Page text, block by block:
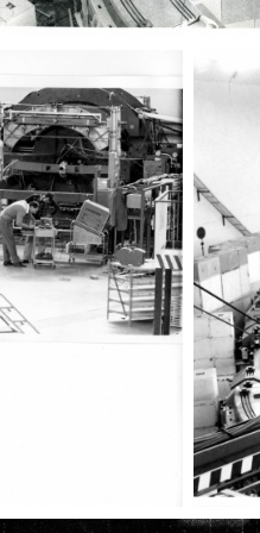
Apparati sperimentali